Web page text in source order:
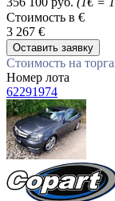
Стоимость в €
3 267 €
Оставить заявку
Стоимость на
Номер лота
62291974